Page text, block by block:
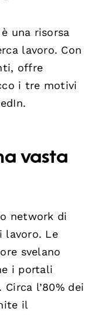
è una risorsa
lavoro. Con
offre
i tre motivi
vasta
network di
lavoro. Le
svelano
i portali
l’80% dei
il